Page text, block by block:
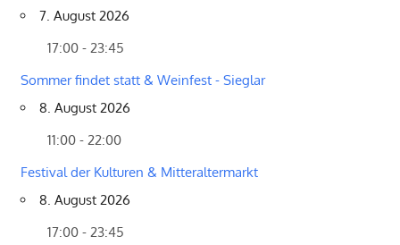
7. August 2026
17:00 - 23:45
Sommer findet statt & Weinfest - Sieglar
8. August 2026
11:00 - 22:00
Festival der Kulturen & Mitteraltermarkt
8. August 2026
17:00 - 23:45